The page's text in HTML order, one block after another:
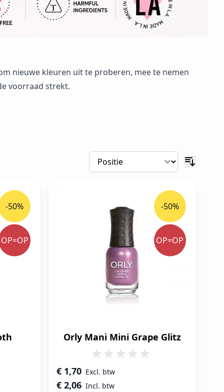
nieuwe kleuren uit te proberen, mee te nemen
voorraad strekt.
-50%
OP=OP
Orly Mani Mini Grape Glitz
Speciale prijs
€ 2,06
€ 1,70
-50%
OP=OP